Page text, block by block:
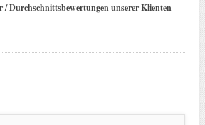
/ Durchschnittsbewertungen unserer Klienten